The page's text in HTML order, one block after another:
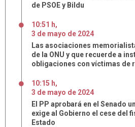
de PSOE y Bildu
10:51 h,
3 de mayo de 2024
Las asociaciones
de la ONU y que recuerde a
obligaciones con víctimas de
10:15 h,
3 de mayo de 2024
El PP aprobará en el Senado
exige al Gobierno el cese del
Estado